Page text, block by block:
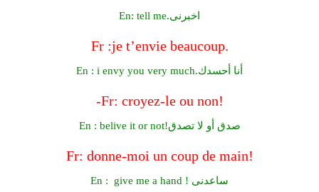
En: tell me.اخبرنى
Fr :je t’envie beaucoup.
En : i envy you very much.أنا أحسدك
-Fr: croyez-le ou non!
En : belive it or not!صدق أو لا تصدق
Fr: donne-moi un coup de main!
En : give me a hand ! ساعدنى